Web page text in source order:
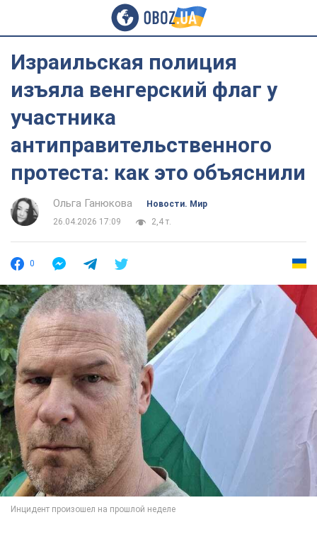
Израильская полиция
изъяла венгерский флаг у
участника
антиправительственного
протеста: как это объяснили
Ольга Ганюкова
Новости. Мир
26.04.2026 17:09
2,4 т.
0